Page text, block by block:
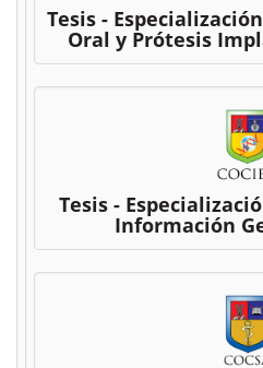
Tesis -
Oral y Prótesis
Tesis -
Información